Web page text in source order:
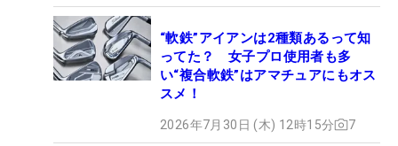
“軟鉄”アイアンは2種類あるって知
ってた？ 女子プロ使用者も多
い“複合軟鉄”はアマチュアにもオス
スメ！
2026年7月30日 (木) 12時15分 7